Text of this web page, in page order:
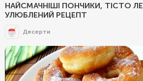
НАЙСМАЧНІШІ ПОНЧИКИ, ТІСТО
УЛЮБЛЕНИЙ РЕЦЕПТ
Десерти